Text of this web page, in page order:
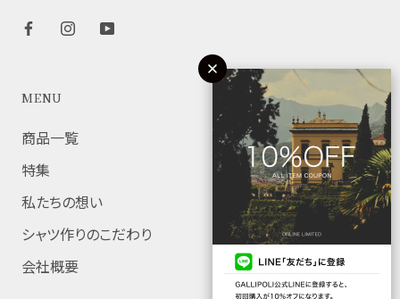
MENU
商品一覧
特集
私たちの想い
シャツ作りのこだわり
会社概要